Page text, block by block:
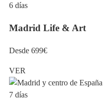
6 días
Madrid Life & Art
Desde 699€
VER
7 días